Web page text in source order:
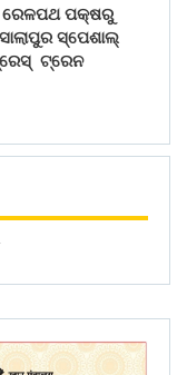
ରେଳପଥ ପକ୍ଷରୁ
ସ୍ପେଶାଲ୍
ଟ୍ରେନ